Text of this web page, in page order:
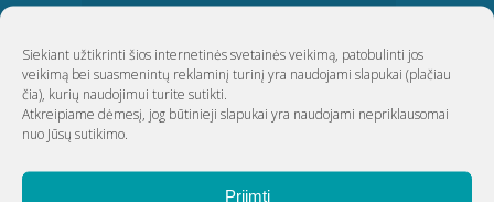
Siekiant užtikrinti šios internetinės svetainės veikimą, patobulinti jos
veikimą bei suasmenintų reklaminį turinį yra naudojami slapukai (plačiau
čia) , kurių naudojimui turite sutikti.
Atkreipiame dėmesį, jog būtinieji slapukai yra naudojami nepriklausomai
nuo Jūsų sutikimo.
Priimti
KAUNAS
KLAIPĖDA